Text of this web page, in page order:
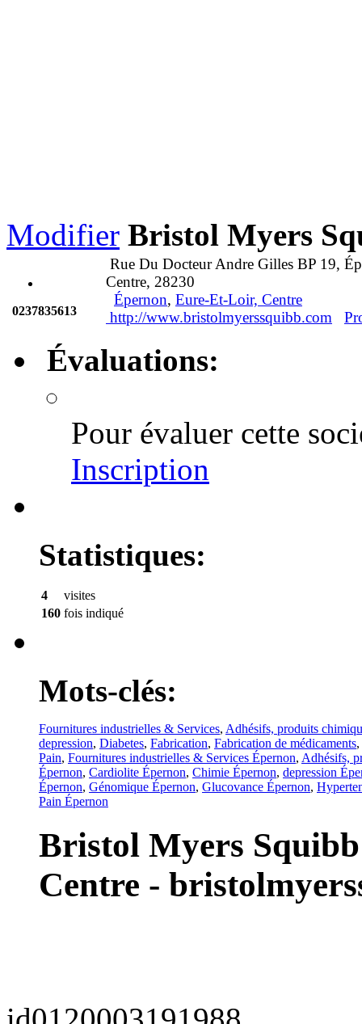
Modifier Bristol Myers
0237835613
Rue Du Docteur Andre Gilles BP 19,
Centre, 28230
Épernon, Eure-Et-Loir, Centre
http://www.bristolmyerssquibb.com
Évaluations:
Pour évaluer cette
Inscription
Statistiques:
4
visites
160 fois indiqué
Mots-clés:
Fournitures industrielles & Services, Adhésifs, produits
depression, Diabetes, Fabrication, Fabrication de médicaments,
Pain, Fournitures industrielles & Services Épernon, Adhésifs,
Épernon, Cardiolite Épernon, Chimie Épernon, depression
Épernon, Génomique Épernon, Glucovance Épernon,
Pain Épernon
Bristol Myers
Centre -